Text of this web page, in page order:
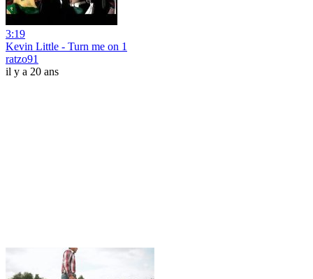
3:19
Kevin Little - Turn me on 1
ratzo91
il y a 20 ans